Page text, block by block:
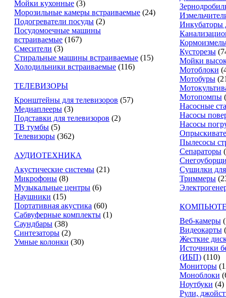
Мойки кухонные (3)
Морозильные камеры встраиваемые (24)
Подогреватели посуды (2)
Посудомоечные машины
встраиваемые (167)
Смесители (3)
Стиральные машины встраиваемые (15)
Холодильники встраиваемые (116)
ТЕЛЕВИЗОРЫ
Кронштейны для телевизоров (57)
Медиаплееры (3)
Подставки для телевизоров (2)
ТВ тумбы (5)
Телевизоры (362)
АУДИОТЕХНИКА
Акустические системы (21)
Микрофоны (8)
Музыкальные центры (6)
Наушники (15)
Портативная акустика (60)
Сабвуферные комплекты (1)
Саундбары (38)
Синтезаторы (2)
Умные колонки (30)
Инкубаторы
Кусторезы
Мойки
Мотоблоки
Мотобуры
Мотопомпы
Насосные
Насосы
Насосы
Пылесосы
Сепараторы
Сушилки
Триммеры
Веб-камеры
Видеокарты
Жесткие
Источники
(ИБП) (110)
Мониторы
Моноблоки
Ноутбуки (4)
Рули,